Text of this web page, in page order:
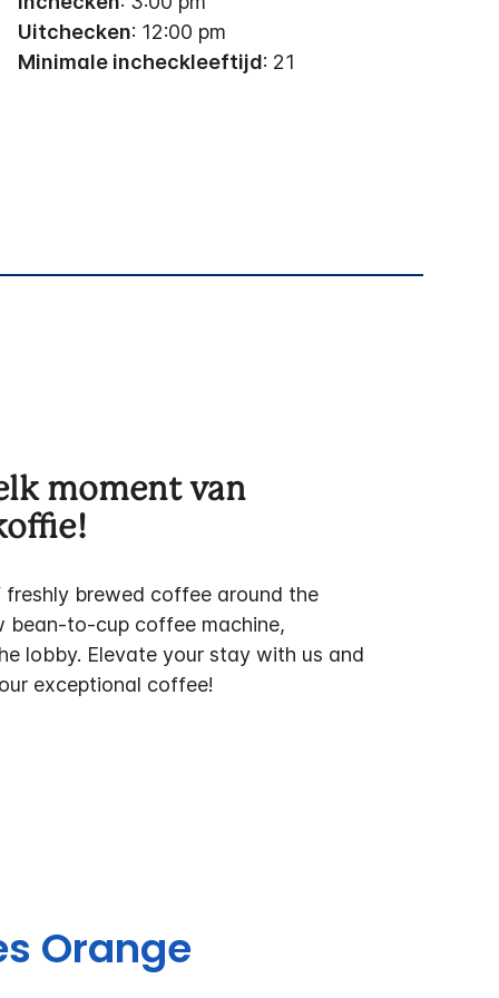
Uitchecken: 12:00 pm
Minimale incheckleeftijd: 21
moment van
brewed coffee around the
bean-to-cup coffee machine,
lobby. Elevate your stay with us and
exceptional coffee!
Orange